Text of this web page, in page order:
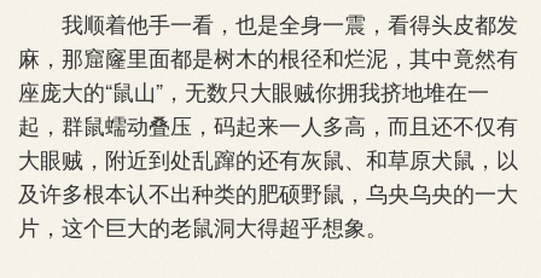
我顺着他手一看，也是全身一震，看得头皮都发
麻，那窟窿里面都是树木的根径和烂泥，其中竟然有
座庞大的“鼠山”，无数只大眼贼你拥我挤地堆在一
起，群鼠蠕动叠压，码起来一人多高，而且还不仅有
大眼贼，附近到处乱蹿的还有灰鼠、和草原犬鼠，以
及许多根本认不出种类的肥硕野鼠，乌央乌央的一大
片，这个巨大的老鼠洞大得超乎想象。